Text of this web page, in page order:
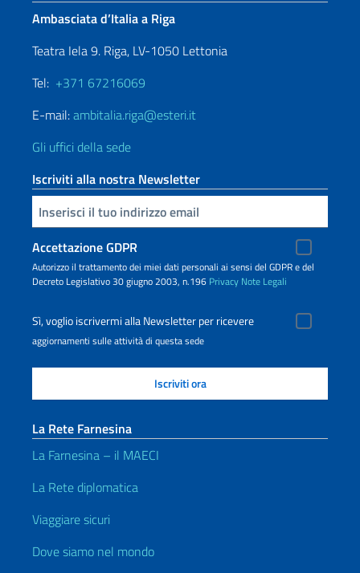
Ambasciata d’Italia a Riga
Teatra Iela 9. Riga, LV-1050 Lettonia
Tel: +371 67216069
E-mail:ambitalia.riga@esteri.it
Gli uffici della sede
Iscriviti alla nostra Newsletter
Inserisci la tua email
Accettazione GDPR
Autorizzo il trattamento dei miei dati personali ai sensi del GDPR e del
Decreto Legislativo 30 giugno 2003, n.196 Privacy Note Legali
Sì, voglio iscrivermi alla Newsletter per ricevere
aggiornamenti sulle attività di questa sede
La Rete Farnesina
La Farnesina – il MAECI
La Rete diplomatica
Viaggiare sicuri
Dove siamo nel mondo